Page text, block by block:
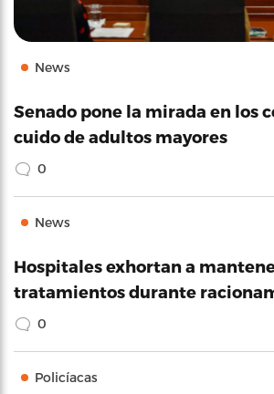
News
Senado pone la mirada en los
cuido de adultos mayores
0
News
Hospitales exhortan a
tratamientos durante
0
Policíacas